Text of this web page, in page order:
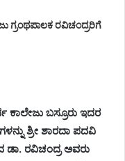
ಗ್ರಂಥಪಾಲಕ ರವಿಚಂದ್ರರಿಗೆ
ಕಾಲೇಜು ಬಸ್ರೂರು ಇದರ
ಶ್ರೀ ಶಾರದಾ ಪದವಿ
ಡಾ. ರವಿಚಂದ್ರ ಅವರು